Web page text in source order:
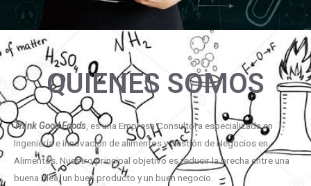
QUIENES SOMOS
Think Good Foods , es una Empresa Consultora especializada en
Ingeniería e innovación de alimentos y Gestión de Negocios en
Alimentos. Nuestro principal objetivo es reducir la brecha entre una
buena idea, un buen producto y un buen negocio.